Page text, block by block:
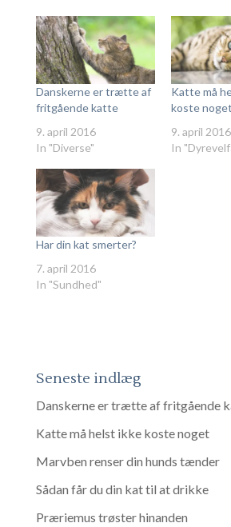
Danskerne er trætte af
fritgående katte
9. april 2016
In "Diverse"
Katte må
koste noget
9. april 2016
In
Har din kat smerter?
7. april 2016
In "Sundhed"
Seneste indlæg
Danskerne er trætte af fritgående
Katte må helst ikke koste noget
Marvben renser din hunds tænder
Sådan får du din kat til at drikke
Præriemus trøster hinanden